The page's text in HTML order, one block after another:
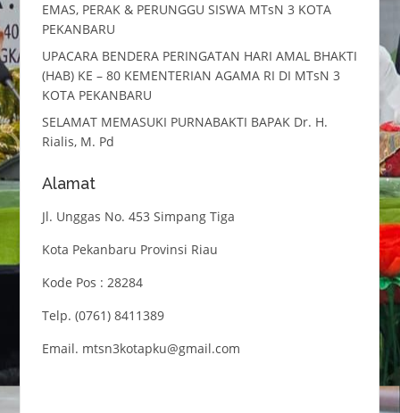
EMAS, PERAK & PERUNGGU SISWA MTsN 3 KOTA
PEKANBARU
UPACARA BENDERA PERINGATAN HARI AMAL BHAKTI
(HAB) KE – 80 KEMENTERIAN AGAMA RI DI MTsN 3
KOTA PEKANBARU
SELAMAT MEMASUKI PURNABAKTI BAPAK Dr. H.
Rialis, M. Pd
Alamat
Jl. Unggas No. 453 Simpang Tiga
Kota Pekanbaru Provinsi Riau
Kode Pos : 28284
Telp. (0761) 8411389
Email. mtsn3kotapku@gmail.com